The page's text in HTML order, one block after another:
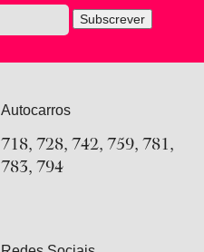
Autocarros
718, 728, 742, 759, 781,
783, 794